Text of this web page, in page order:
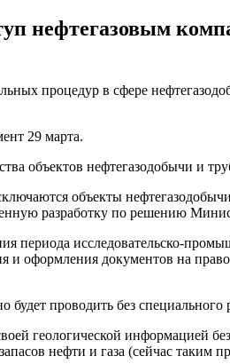
нефтегазовым
процедур в сфере
29 марта.
объектов нефтегазодобычи и
объекты
разработку по решению
периода исследовательско-
и оформления документов на
проводить без
геологической информацией
нефти и газа (сейчас таким